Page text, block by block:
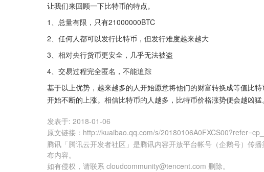
让我们来回顾一下比特币的特点。
1、总量有限，只有21000000BTC
2、任何人都可以发行比特币，但发行难度越来越大
3、相对央行货币更安全，几乎无法被盗
4、交易过程完全匿名，不能追踪
基于以上优势，越来越多的人开始愿意将他们的财富转换成等值比
开始不断的上涨。相信比特币的人越多，比特币价格涨势便会越凶猛。
发表于: 2018-01-06
原文链接 ： http://kuaibao.qq.com/s/
腾讯「腾讯云开发者社区」是腾讯内容开放平台帐号（企鹅号）传
布内容。
如有侵权，请联系 cloudcommunity@tencent.com 删除。